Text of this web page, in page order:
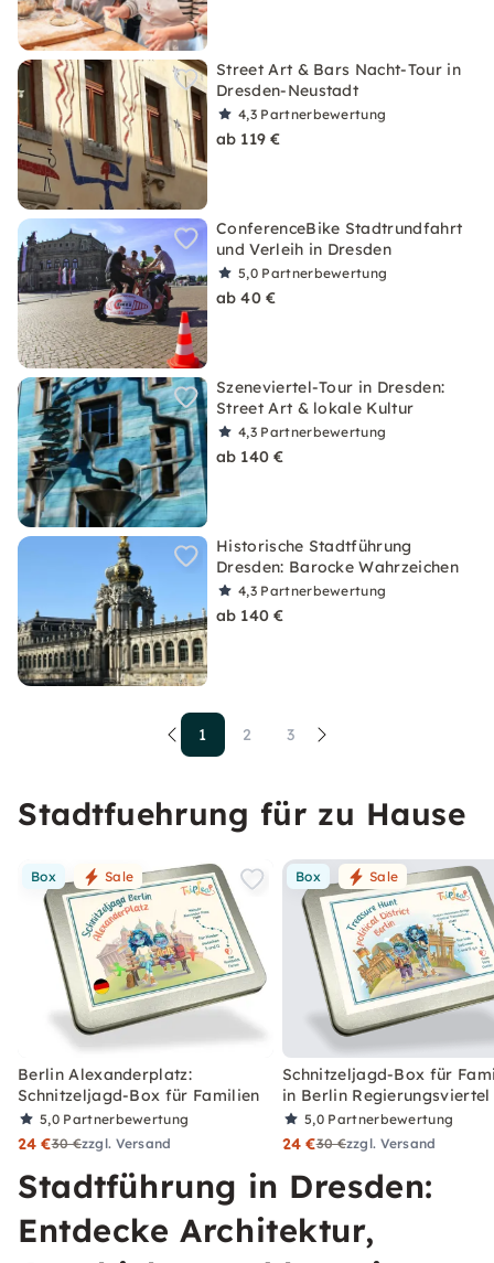
Street Art & Bars Nacht-Tour in
Dresden-Neustadt
4,3 Partnerbewertung
ab 119 €
ConferenceBike Stadtrundfahrt
und Verleih in Dresden
5,0 Partnerbewertung
ab 40 €
Szeneviertel-Tour in Dresden:
Street Art & lokale Kultur
4,3 Partnerbewertung
ab 140 €
Historische Stadtführung
Dresden: Barocke Wahrzeichen
4,3 Partnerbewertung
ab 140 €
1 2 3
Stadtfuehrung für zu Hause
Box Sale
Berlin Alexanderplatz:
Schnitzeljagd-Box für Familien
5,0 Partnerbewertung
24 €30 €zzgl. Versand
Box Sale
Schnitzeljagd-Box für
in Berlin Regierungsviertel
5,0 Partnerbewertung
24 €30 €zzgl. Versand
Stadtführung in Dresden:
Entdecke Architektur,